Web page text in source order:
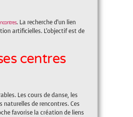
. La recherche d’un lien
artificielles. L’objectif est de
centres
Les cours de danse, les
de rencontres. Ces
favorise la création de liens